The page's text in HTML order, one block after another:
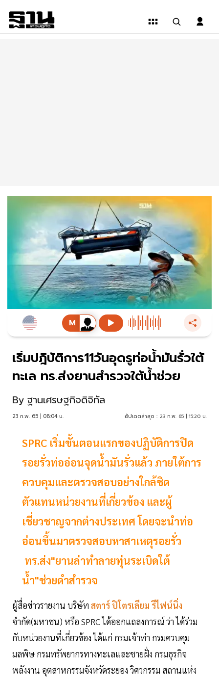
เริ่มปฎิบัติการ11วันอุดรูท่อน้ำมันรั่วใต้
ทะเล ทร.ส่งยานสำรวจใต้น้ำช่วย
By ฐานเศรษฐกิจดิจิทัล
23 ก.พ. 65 | 08:04 น. อัปเดตล่าสุด : 23 ก.พ. 65 | 15:20 น.
SPRC เริ่มขั้นตอนแรกของปฏิบัติการปิด
รอยรั่วท่ออ่อนจุดน้ำมันรั่วแล้ว ภายใต้การ
ควบคุมและตรวจสอบอย่างใกล้ชิด
ตัวแทนหน่วยงานที่เกี่ยวข้อง และผู้
เชี่ยวชาญจากต่างประเทศ โดยจะนำท่อ
อ่อนขึ้นมาตรวจสอบหาสาเหตุรอยรั่ว
ทร.ส่ง"ยานล่าทำลายทุ่นระเบิดใต้
น้ำ"ช่วยดำสำรวจ
ผู้สื่อข่าวรายงาน บริษัท สตาร์ ปิโตรเลียม รีไฟน์นิ่ง
จำกัด(มหาชน) หรือ SPRC ได้ออกแถลงการณ์ ว่า ได้ร่วม
กับหน่วยงานที่เกี่ยวข้อง ได้แก่ กรมเจ้าท่า กรมควบคุม
มลพิษ กรมทรัพยากรทางทะเลและชายฝั่ง กรมธุรกิจ
พลังงาน อุตสาหกรรมจังหวัดระยอง วิศวกรรม สถานแห่ง